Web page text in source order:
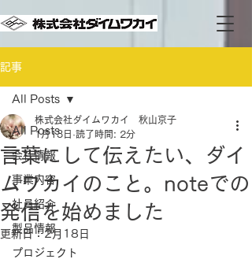
記事
All Posts
会社情報
事業内容
社員紹介
製品情報
プロジェクト
All Posts
言葉にして伝えたい、ダイ
ムワカイのこと。noteでの
発信を始めました
株式会社ダイムワカイ 秋山京子
1月13日 読了時間: 2分
更新日：2月18日